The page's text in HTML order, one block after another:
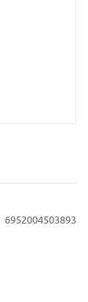
6952004503893